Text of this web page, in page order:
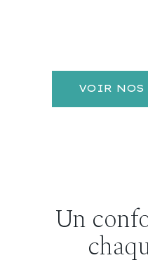
VOIR NOS
Un